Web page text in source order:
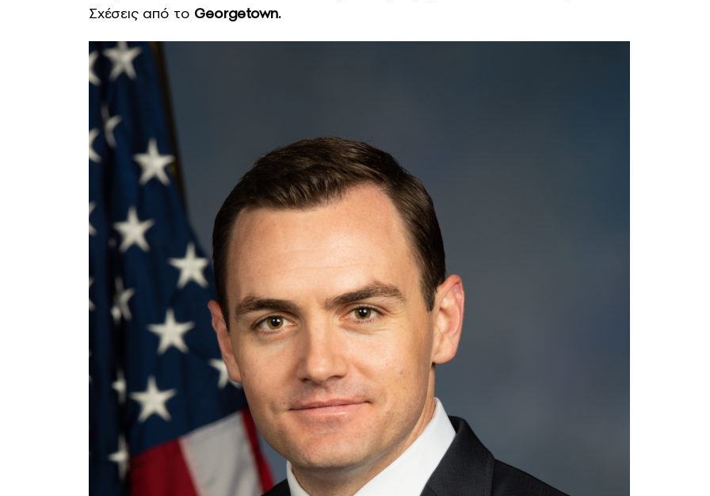
Σχέσεις από το Georgetown.